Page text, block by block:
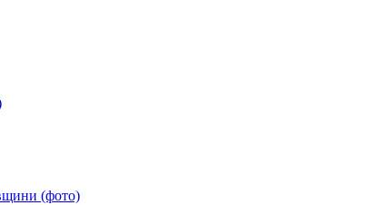
(фото)